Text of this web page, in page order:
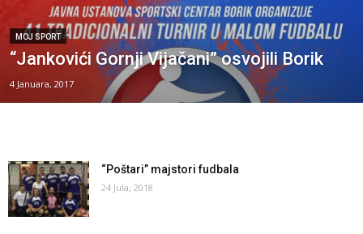
MOJ SPORT
“Jankovići Gornji Vijačani” osvojili Borik
4 Januara, 2017
“Poštari” majstori fudbala
24 Jula, 2018